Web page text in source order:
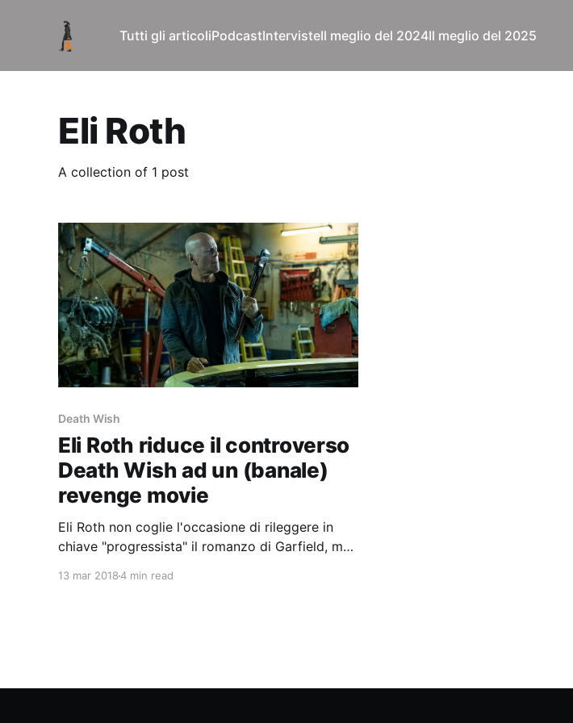
Tutti gli articoliPodcastIntervisteIl meglio del 2024Il meglio del 2025
Eli Roth
A collection of 1 post
Death Wish
Eli Roth riduce il controverso
Death Wish ad un (banale)
revenge movie
Eli Roth non coglie l'occasione di rileggere in
chiave "progressista" il romanzo di Garfield, ma
13 mar 20184 min read